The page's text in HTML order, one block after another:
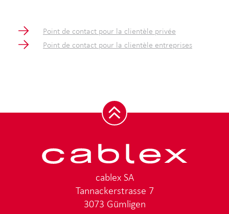
Point de contact pour la clientèle privée
Point de contact pour la clientèle entreprises
cablex SA
Tannackerstrasse 7
3073 Gümligen